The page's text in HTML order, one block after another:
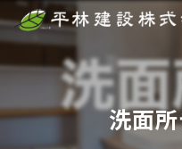
洗面